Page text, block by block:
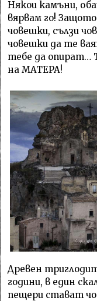
Някои камъни,
вярвам го!
човешки, сълзи
човешки да те
тебе да опират…
на МАТЕРА!
Древен
години, в един
пещери стават